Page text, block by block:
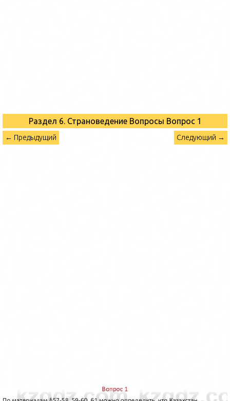
Раздел 6. Страноведение Вопросы Вопрос 1
← Предыдущий Следующий →